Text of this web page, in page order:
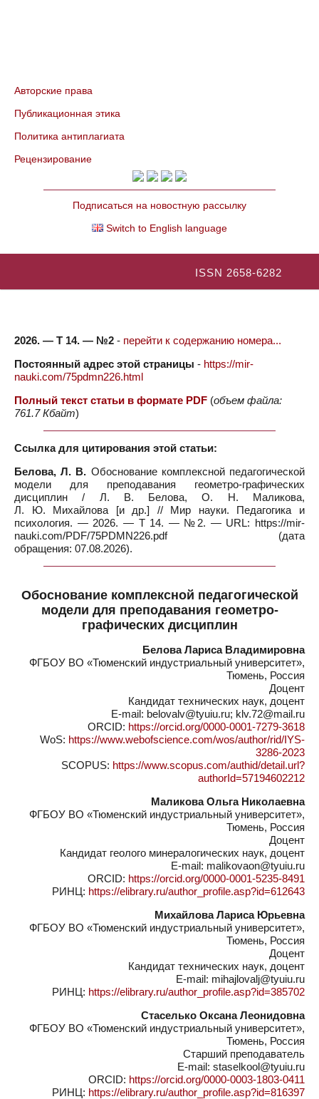
Авторские права
Публикационная этика
Политика антиплагиата
Рецензирование
Подписаться на новостную рассылку
Switch to English language
ISSN 2658-6282
2026. — Т 14. — №2 - перейти к содержанию номера...
Постоянный адрес этой страницы - https://mir-
nauki.com/75pdmn226.html
Полный текст статьи в формате PDF (объем файла:
761.7 Кбайт)
Ссылка для цитирования этой статьи:
Белова, Л. В. Обоснование комплексной педагогической
модели для преподавания геометро-графических
дисциплин / Л. В. Белова, О. Н. Маликова,
Л. Ю. Михайлова [и др.] // Мир науки. Педагогика и
психология. — 2026. — Т 14. — №2. — URL: https://mir-
nauki.com/PDF/75PDMN226.pdf (дата
обращения: 07.08.2026).
Обоснование комплексной педагогической
модели для преподавания геометро-
графических дисциплин
Белова Лариса Владимировна
ФГБОУ ВО «Тюменский индустриальный университет»,
Тюмень, Россия
Доцент
Кандидат технических наук, доцент
E-mail: belovalv@tyuiu.ru; klv.72@mail.ru
ORCID: https://orcid.org/0000-0001-7279-3618
WoS: https://www.webofscience.com/wos/author/rid/IYS-
3286-2023
SCOPUS: https://www.scopus.com/authid/detail.url?
authorId=57194602212
Маликова Ольга Николаевна
ФГБОУ ВО «Тюменский индустриальный университет»,
Тюмень, Россия
Доцент
Кандидат геолого минералогических наук, доцент
E-mail: malikovaon@tyuiu.ru
ORCID: https://orcid.org/0000-0001-5235-8491
РИНЦ: https://elibrary.ru/author_profile.asp?id=612643
Михайлова Лариса Юрьевна
ФГБОУ ВО «Тюменский индустриальный университет»,
Тюмень, Россия
Доцент
Кандидат технических наук, доцент
E-mail: mihajlovalj@tyuiu.ru
РИНЦ: https://elibrary.ru/author_profile.asp?id=385702
Стаселько Оксана Леонидовна
ФГБОУ ВО «Тюменский индустриальный университет»,
Тюмень, Россия
Старший преподаватель
E-mail: staselkool@tyuiu.ru
ORCID: https://orcid.org/0000-0003-1803-0411
РИНЦ: https://elibrary.ru/author_profile.asp?id=816397